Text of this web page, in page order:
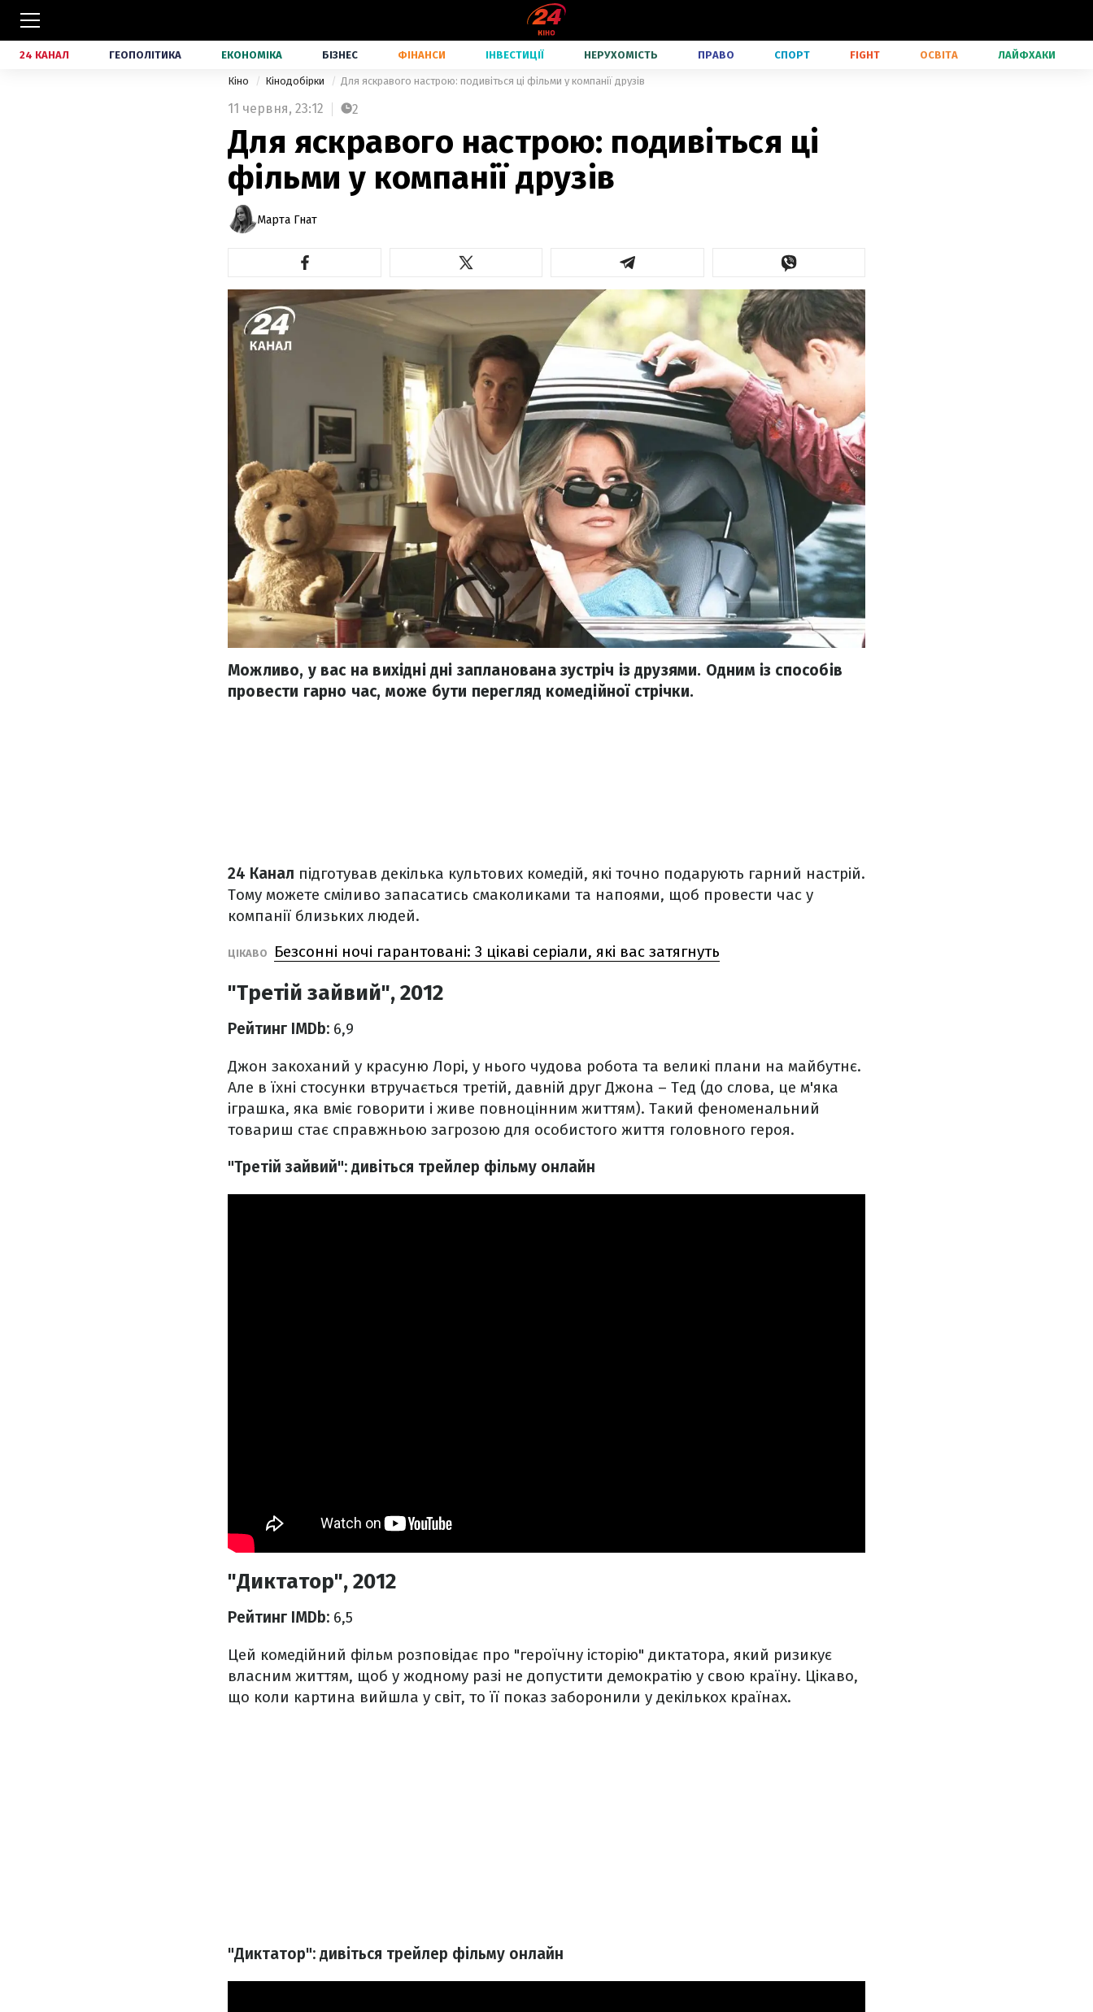
24 КАНАЛ ГЕОПОЛІТИКА ЕКОНОМІКА БІЗНЕС ФІНАНСИ ІНВЕСТИЦІЇ НЕРУХОМІСТЬ ПРАВО СПОРТ FIGHT ОСВІТА ЛАЙФХАКИ
Кіно Кінодобірки Для яскравого настрою: подивіться ці фільми у компанії друзів
11 червня, 23:12 2
Для яскравого настрою: подивіться ці
фільми у компанії друзів
Марта Гнат
Можливо, у вас на вихідні дні запланована зустріч із друзями. Одним із способів
провести гарно час, може бути перегляд комедійної стрічки.
24 Канал підготував декілька культових комедій, які точно подарують гарний настрій.
Тому можете сміливо запасатись смаколиками та напоями, щоб провести час у
компанії близьких людей.
ЦІКАВО Безсонні ночі гарантовані: 3 цікаві серіали, які вас затягнуть
"Третій зайвий", 2012
Рейтинг IMDb: 6,9
Джон закоханий у красуню Лорі, у нього чудова робота та великі плани на майбутнє.
Але в їхні стосунки втручається третій, давній друг Джона – Тед (до слова, це м'яка
іграшка, яка вміє говорити і живе повноцінним життям). Такий феноменальний
товариш стає справжньою загрозою для особистого життя головного героя.
"Третій зайвий": дивіться трейлер фільму онлайн
"Диктатор", 2012
Рейтинг IMDb: 6,5
Цей комедійний фільм розповідає про "героїчну історію" диктатора, який ризикує
власним життям, щоб у жодному разі не допустити демократію у свою країну. Цікаво,
що коли картина вийшла у світ, то її показ заборонили у декількох країнах.
"Диктатор": дивіться трейлер фільму онлайн